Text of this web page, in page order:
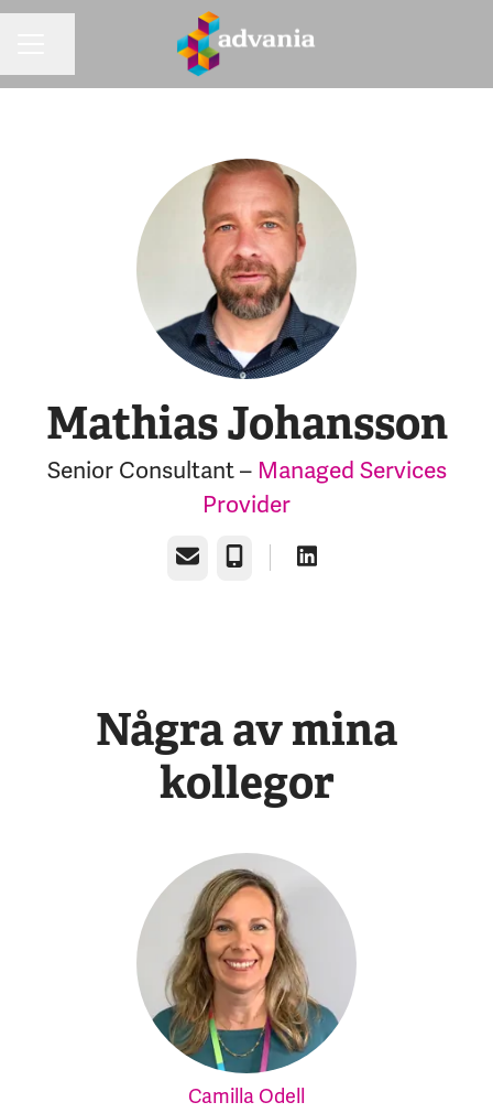
Mathias Johansson
Senior Consultant – Managed Services
Provider
E-post Telefon
Några av mina
kollegor
Camilla Odell